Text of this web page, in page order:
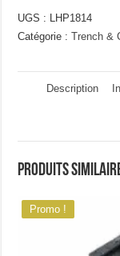
capuche
homme
UGS : LHP1814
Catégorie :Trench &
Description
Produits
Promo !